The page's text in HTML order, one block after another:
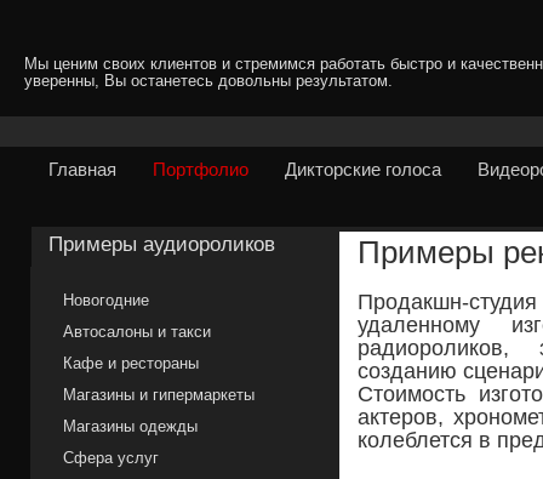
Мы ценим своих клиентов и стремимся работать быстро и
уверенны, Вы останетесь довольны результатом.
Главная Портфолио Дикторские голоса
Примеры
Продакшн-
удаленному
созданию
Стоимость
актеров,
колеблется в
Примеры аудиороликов
Новогодние
Автосалоны и такси
Кафе и рестораны
Магазины и гипермаркеты
Магазины одежды
Сфера услуг